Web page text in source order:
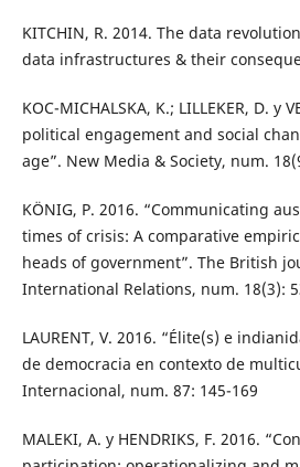
KITCHIN, R. 2014. The data
data infrastructures & their
KOC-MICHALSKA, K.; LILLEKER, D. y
political engagement and social
age”. New Media & Society, num.
KÖNIG, P. 2016. “Communicating
times of crisis: A comparative
heads of government”. The British
International Relations, num. 18(3):
LAURENT, V. 2016. “Élite(s) e
de democracia en contexto de
Internacional, num. 87: 145-169
MALEKI, A. y HENDRIKS, F. 2016.